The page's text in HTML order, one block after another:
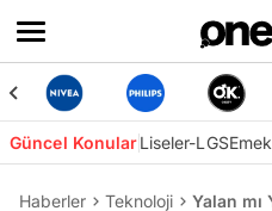
Güncel KonularLiseler-LGS
Haberler Teknoloji Yalan